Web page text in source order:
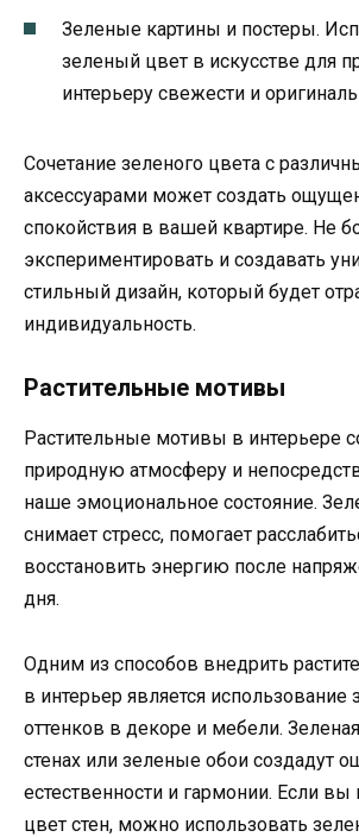
Зеленые картины и постеры.
зеленый цвет в искусстве для
интерьеру свежести и
Сочетание зеленого цвета с
аксессуарами может создать
спокойствия в вашей квартире. Не
экспериментировать и создавать
стильный дизайн, который будет
индивидуальность.
Растительные мотивы
Растительные мотивы в интерьере
природную атмосферу и
наше эмоциональное состояние.
снимает стресс, помогает
восстановить энергию после
дня.
Одним из способов внедрить
в интерьер является использование
оттенков в декоре и мебели.
стенах или зеленые обои создадут
естественности и гармонии. Если вы
цвет стен, можно использовать